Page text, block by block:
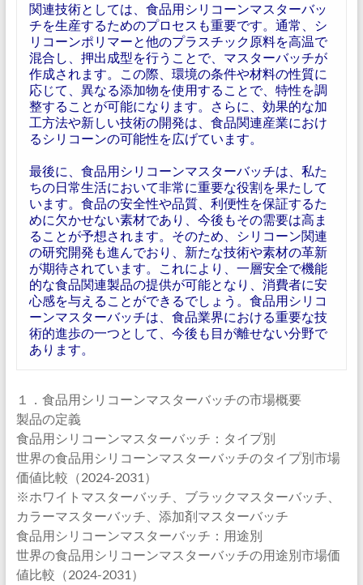
関連技術としては、食品用シリコーンマスターバッ
チを生産するためのプロセスも重要です。通常、シ
リコーンポリマーと他のプラスチック原料を高温で
混合し、押出成型を行うことで、マスターバッチが
作成されます。この際、環境の条件や材料の性質に
応じて、異なる添加物を使用することで、特性を調
整することが可能になります。さらに、効果的な加
工方法や新しい技術の開発は、食品関連産業におけ
るシリコーンの可能性を広げています。
最後に、食品用シリコーンマスターバッチは、私た
ちの日常生活において非常に重要な役割を果たして
います。食品の安全性や品質、利便性を保証するた
めに欠かせない素材であり、今後もその需要は高ま
ることが予想されます。そのため、シリコーン関連
の研究開発も進んでおり、新たな技術や素材の革新
が期待されています。これにより、一層安全で機能
的な食品関連製品の提供が可能となり、消費者に安
心感を与えることができるでしょう。食品用シリコ
ーンマスターバッチは、食品業界における重要な技
術的進歩の一つとして、今後も目が離せない分野で
あります。
１．食品用シリコーンマスターバッチの市場概要
製品の定義
食品用シリコーンマスターバッチ：タイプ別
世界の食品用シリコーンマスターバッチのタイプ別市場
価値比較（2024-2031）
※ホワイトマスターバッチ、ブラックマスターバッチ、
カラーマスターバッチ、添加剤マスターバッチ
食品用シリコーンマスターバッチ：用途別
世界の食品用シリコーンマスターバッチの用途別市場価
値比較（2024-2031）